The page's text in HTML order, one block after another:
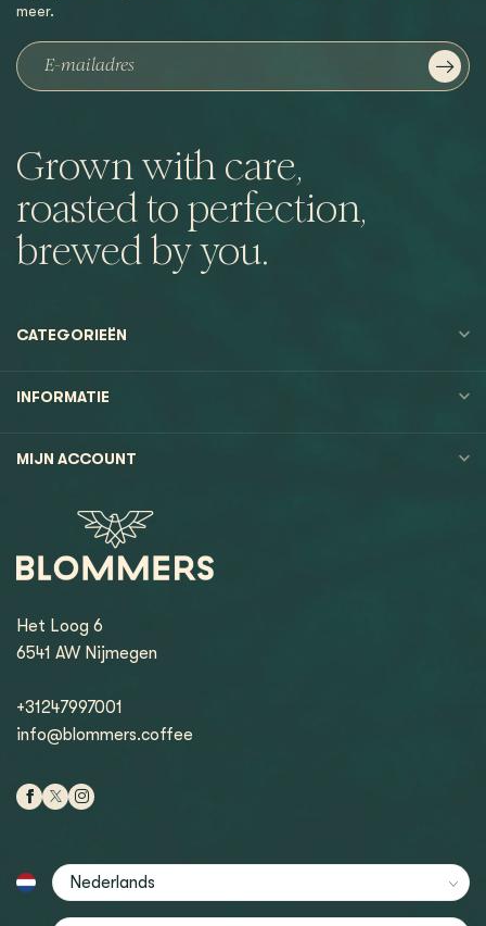
Grown with care,
roasted to perfection,
brewed by you.
meer.
CATEGORIEËN
INFORMATIE
MIJN ACCOUNT
Het Loog 6
6541 AW Nijmegen
+31247997001
info@blommers.coffee